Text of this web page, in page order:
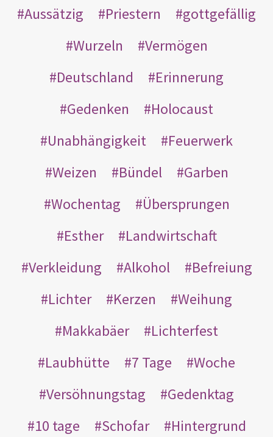
Aussätzig
Priestern
gottgefällig
Wurzeln
Vermögen
Deutschland
Erinnerung
Gedenken
Holocaust
Unabhängigkeit
Feuerwerk
Weizen
Bündel
Garben
Wochentag
Übersprungen
Esther
Landwirtschaft
Verkleidung
Alkohol
Befreiung
Lichter
Kerzen
Weihung
Makkabäer
Lichterfest
Laubhütte
7 Tage
Woche
Versöhnungstag
Gedenktag
10 tage
Schofar
Hintergrund